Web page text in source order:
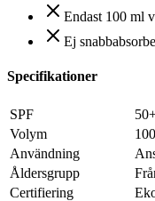
Endast 100 ml
Ej
Specifikationer
SPF
Volym
Användning
Åldersgrupp
Certifiering